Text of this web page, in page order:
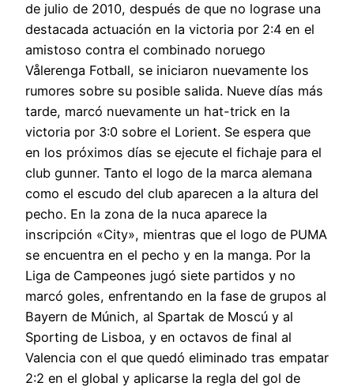
de julio de 2010, después de que no lograse una
destacada actuación en la victoria por 2:4 en el
amistoso contra el combinado noruego
Vålerenga Fotball, se iniciaron nuevamente los
rumores sobre su posible salida. Nueve días más
tarde, marcó nuevamente un hat-trick en la
victoria por 3:0 sobre el Lorient. Se espera que
en los próximos días se ejecute el fichaje para el
club gunner. Tanto el logo de la marca alemana
como el escudo del club aparecen a la altura del
pecho. En la zona de la nuca aparece la
inscripción «City», mientras que el logo de PUMA
se encuentra en el pecho y en la manga. Por la
Liga de Campeones jugó siete partidos y no
marcó goles, enfrentando en la fase de grupos al
Bayern de Múnich, al Spartak de Moscú y al
Sporting de Lisboa, y en octavos de final al
Valencia con el que quedó eliminado tras empatar
2:2 en el global y aplicarse la regla del gol de